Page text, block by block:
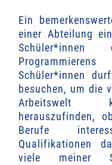
Ein
einer Abteilung
Schüler*innen
besuchen, um die
Arbeitswelt
herauszufinden,
Berufe
Qualifikationen
viele meiner